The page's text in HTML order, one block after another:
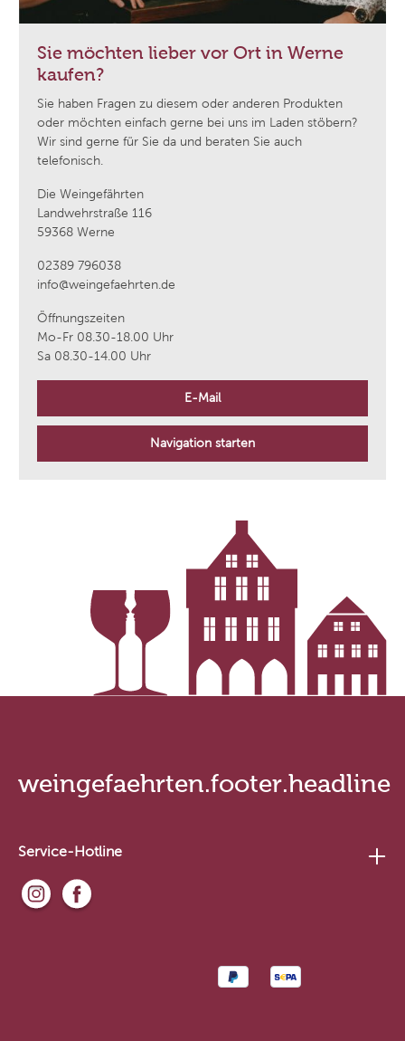
Sie möchten lieber vor Ort in Werne
kaufen?
Sie haben Fragen zu diesem oder anderen Produkten
oder möchten einfach gerne bei uns im Laden stöbern?
Wir sind gerne für Sie da und beraten Sie auch
telefonisch.
Die Weingefährten
Landwehrstraße 116
59368 Werne
02389 796038
info@weingefaehrten.de
Öffnungszeiten
Mo-Fr 08.30-18.00 Uhr
Sa 08.30-14.00 Uhr
E-Mail
Navigation starten
weingefaehrten.footer.headline
Service-Hotline